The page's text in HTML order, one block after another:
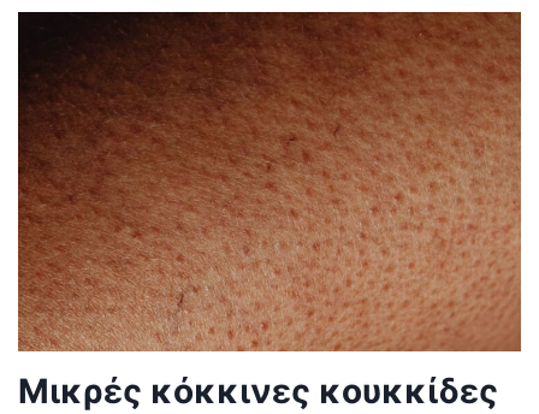
Μικρές κόκκινες κουκκίδες